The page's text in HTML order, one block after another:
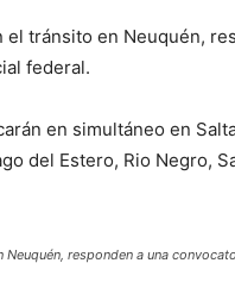
el tránsito en Neuquén,
federal.
en simultáneo en
del Estero, Rio Negro,
responden a una